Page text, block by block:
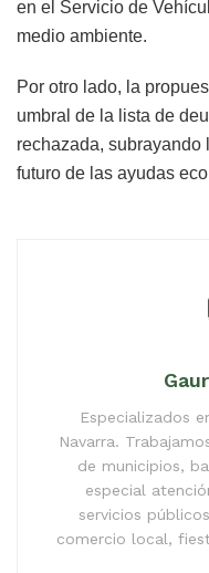
en el Servicio de
medio ambiente.
Por otro lado, la
umbral de la lista de
rechazada, subrayando
futuro de las ayudas
Especializados
Navarra.
de municipios,
especial
servicios
comercio local,